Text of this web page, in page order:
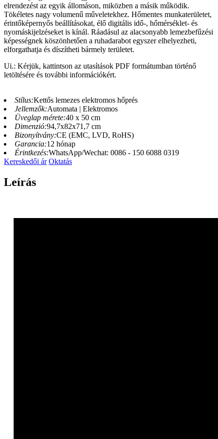
elrendezést az egyik állomáson, miközben a másik működik.
Tökéletes nagy volumenű műveletekhez. Hőmentes munkaterületet,
érintőképernyős beállításokat, élő digitális idő-, hőmérséklet- és
nyomáskijelzéseket is kínál. Ráadásul az alacsonyabb lemezbefűzési
képességnek köszönhetően a ruhadarabot egyszer elhelyezheti,
elforgathatja és díszítheti bármely területet.
Ui.: Kérjük, kattintson az utasítások PDF formátumban történő
letöltésére és további információkért.
Stílus:Kettős lemezes elektromos hőprés
Jellemzők:Automata | Elektromos
Üveglap mérete:40 x 50 cm
Dimenzió:94,7x82x71,7 cm
Bizonyítvány:CE (EMC, LVD, RoHS)
Garancia:12 hónap
Érintkezés:WhatsApp/Wechat: 0086 - 150 6088 0319
Kereskedői ár Oktatás
Leírás